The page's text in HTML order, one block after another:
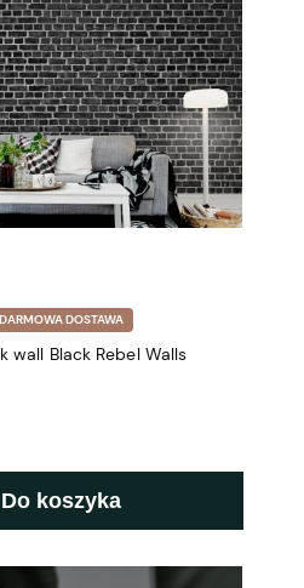
DARMOWA DOSTAWA
wall Black Rebel Walls
Do koszyka